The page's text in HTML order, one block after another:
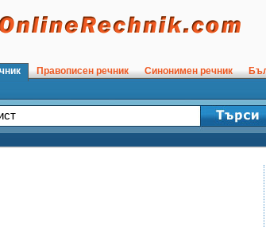
Правописен речник Синонимен речник